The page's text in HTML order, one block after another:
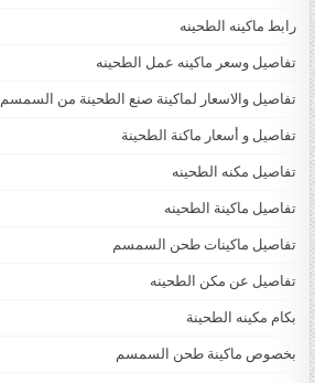
رابط ماكينه الطحينه
تفاصيل وسعر ماكينه عمل الطحينه
تفاصيل والاسعار لماكينة صنع الطحينة من السمسم
تفاصيل و أسعار ماكنة الطحينة
تفاصيل مكنه الطحينه
تفاصيل ماكينة الطحينه
تفاصيل ماكينات طحن السمسم
تفاصيل عن مكن الطحينه
بكام مكينه الطحينة
بخصوص ماكينة طحن السمسم